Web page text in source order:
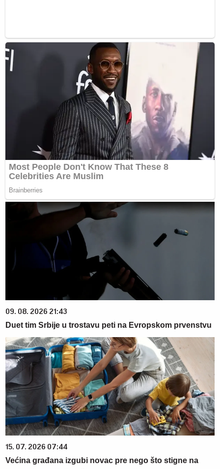
09. 08. 2026 21:43
Duet tim Srbije u trostavu peti na Evropskom prvenstvu
15. 07. 2026 07:44
Većina građana izgubi novac pre nego što stigne na